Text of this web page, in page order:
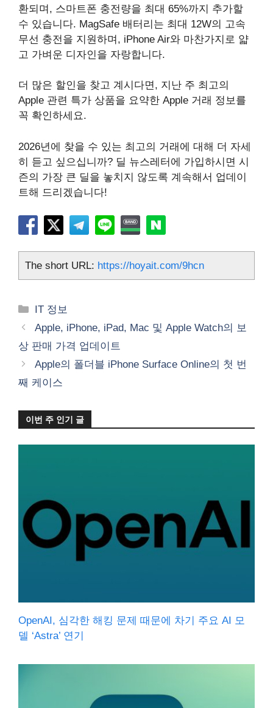
환되며, 스마트폰 충전량을 최대 65%까지 추가할
수 있습니다. MagSafe 배터리는 최대 12W의 고속
무선 충전을 지원하며, iPhone Air와 마찬가지로 얇
고 가벼운 디자인을 자랑합니다.
더 많은 할인을 찾고 계시다면, 지난 주 최고의
Apple 관련 특가 상품을 요약한 Apple 거래 정보를
꼭 확인하세요.
2026년에 찾을 수 있는 최고의 거래에 대해 더 자세
히 듣고 싶으십니까? 딜 뉴스레터에 가입하시면 시
즌의 가장 큰 딜을 놓치지 않도록 계속해서 업데이
트해 드리겠습니다!
The short URL: https://hoyait.com/9hcn
카
테
리
IT 정보
Apple, iPhone, iPad, Mac 및 Apple Watch의 보
상 판매 가격 업데이트
Apple의 폴더블 iPhone Surface Online의 첫 번
째 케이스
이번 주 인기 글
OpenAI, 심각한 해킹 문제 때문에 차기 주요 AI 모
델 ‘Astra’ 연기